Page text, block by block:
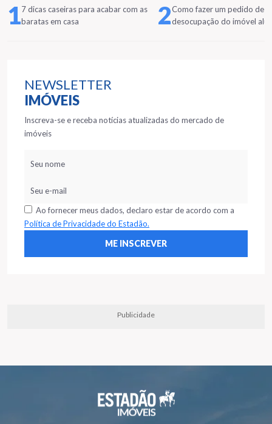
17 dicas caseiras para acabar com as
baratas em casa
2Como fazer um pedido de
desocupação do imóvel
NEWSLETTER
IMÓVEIS
Inscreva-se e receba notícias atualizadas do mercado de
imóveis
Ao fornecer meus dados, declaro estar de acordo com a
Política de Privacidade do Estadão.
Publicidade